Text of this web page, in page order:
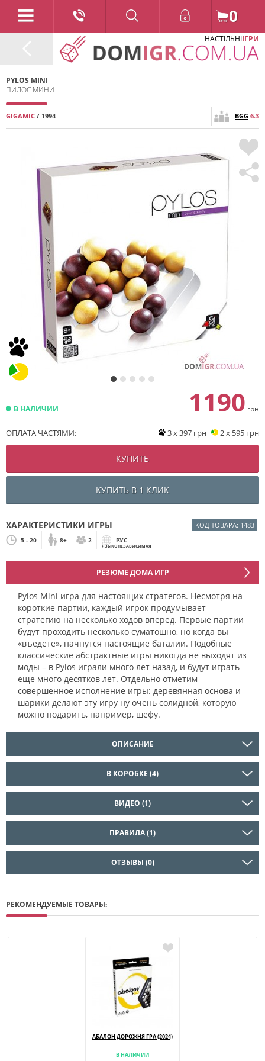
0
НАСТІЛЬНІІГРИ
PYLOS MINI
ПИЛОС МИНИ
GIGAMIC / 1994 BGG 6.3
В НАЛИЧИИ 1190 грн
ОПЛАТА ЧАСТЯМИ: 3 x 397 грн 2 x 595 грн
КУПИТЬ
КУПИТЬ В 1 КЛИК
ХАРАКТЕРИСТИКИ ИГРЫ КОД ТОВАРА: 1483
5 - 20 8+ 2 РУС
ЯЗЫКОНЕЗАВИСИМАЯ
РЕЗЮМЕ ДОМА ИГР
Pylos Mini игра для настоящих стратегов. Несмотря на
короткие партии, каждый игрок продумывает
стратегию на несколько ходов вперед. Первые партии
будут проходить несколько суматошно, но когда вы
«въедете», начнутся настоящие баталии. Подобные
классические абстрактные игры никогда не выходят из
моды – в Pylos играли много лет назад, и будут играть
еще много десятков лет. Отдельно отметим
совершенное исполнение игры: деревянная основа и
шарики делают эту игру ну очень солидной, которую
можно подарить, например, шефу.
ОПИСАНИЕ
В КОРОБКЕ (4)
ВИДЕО (1)
ПРАВИЛА (1)
ОТЗЫВЫ (0)
РЕКОМЕНДУЕМЫЕ ТОВАРЫ:
АБАЛОН ДОРОЖНЯ ГРА (2024)
В НАЛИЧИИ